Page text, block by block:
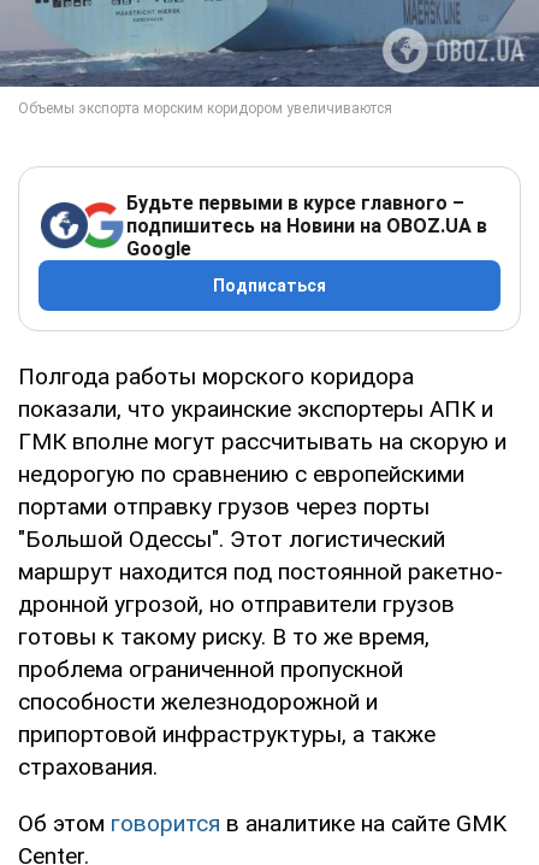
Будьте первыми в курсе главного –
подпишитесь на Новини на OBOZ.UA в
Google
Подписаться
Полгода работы морского коридора
показали, что украинские экспортеры АПК и
ГМК вполне могут рассчитывать на скорую и
недорогую по сравнению с европейскими
портами отправку грузов через порты
"Большой Одессы". Этот логистический
маршрут находится под постоянной ракетно-
дронной угрозой, но отправители грузов
готовы к такому риску. В то же время,
проблема ограниченной пропускной
способности железнодорожной и
припортовой инфраструктуры, а также
страхования.
Об этом говорится в аналитике на сайте GMK
Center.